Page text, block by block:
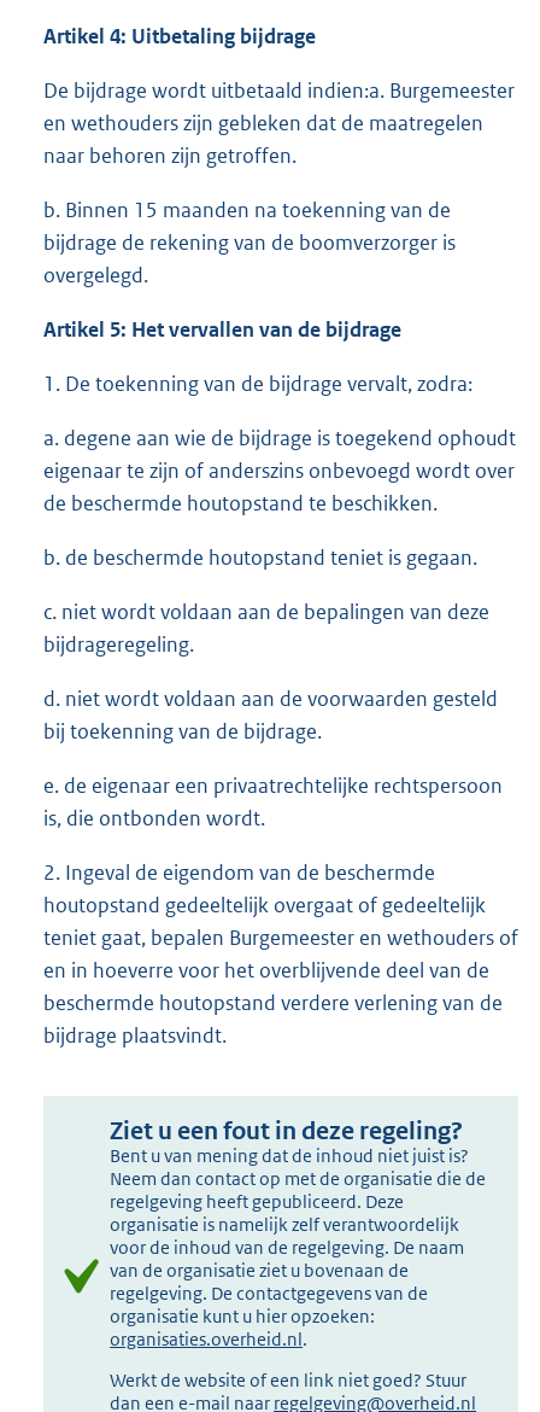
Artikel 4: Uitbetaling bijdrage
De bijdrage wordt uitbetaald indien:a. Burgemeester
en wethouders zijn gebleken dat de maatregelen
naar behoren zijn getroffen.
b. Binnen 15 maanden na toekenning van de
bijdrage de rekening van de boomverzorger is
overgelegd.
Artikel 5: Het vervallen van de bijdrage
1. De toekenning van de bijdrage vervalt, zodra:
a. degene aan wie de bijdrage is toegekend ophoudt
eigenaar te zijn of anderszins onbevoegd wordt over
de beschermde houtopstand te beschikken.
b. de beschermde houtopstand teniet is gegaan.
c. niet wordt voldaan aan de bepalingen van deze
bijdrageregeling.
d. niet wordt voldaan aan de voorwaarden gesteld
bij toekenning van de bijdrage.
e. de eigenaar een privaatrechtelijke rechtspersoon
is, die ontbonden wordt.
2. Ingeval de eigendom van de beschermde
houtopstand gedeeltelijk overgaat of gedeeltelijk
teniet gaat, bepalen Burgemeester en wethouders of
en in hoeverre voor het overblijvende deel van de
beschermde houtopstand verdere verlening van de
bijdrage plaatsvindt.
Ziet u een fout in deze regeling?
Bent u van mening dat de inhoud niet juist is?
Neem dan contact op met de organisatie die de
regelgeving heeft gepubliceerd. Deze
organisatie is namelijk zelf verantwoordelijk
voor de inhoud van de regelgeving. De naam
van de organisatie ziet u bovenaan de
regelgeving. De contactgegevens van de
organisatie kunt u hier opzoeken:
organisaties.overheid.nl.
Werkt de website of een link niet goed? Stuur
dan een e-mail naar regelgeving@overheid.nl